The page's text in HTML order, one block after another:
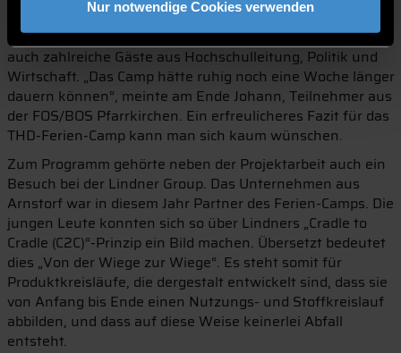
Nur notwendige Cookies verwenden
und Ergebnisse präsentieren. Im Glashaus an der THD
nicht nur die sichtbar stolzen Eltern mit dabei, sondern
auch zahlreiche Gäste aus Hochschulleitung, Politik und
Wirtschaft. „Das Camp hätte ruhig noch eine Woche länger
dauern können“, meinte am Ende Johann, Teilnehmer aus
der FOS/BOS Pfarrkirchen. Ein erfreulicheres Fazit für das
THD-Ferien-Camp kann man sich kaum wünschen.
Zum Programm gehörte neben der Projektarbeit auch ein
Besuch bei der Lindner Group. Das Unternehmen aus
Arnstorf war in diesem Jahr Partner des Ferien-Camps. Die
jungen Leute konnten sich so über Lindners „Cradle to
Cradle (C2C)“-Prinzip ein Bild machen. Übersetzt bedeutet
dies „Von der Wiege zur Wiege“. Es steht somit für
Produktkreisläufe, die dergestalt entwickelt sind, dass sie
von Anfang bis Ende einen Nutzungs- und Stoffkreislauf
abbilden, und dass auf diese Weise keinerlei Abfall
entsteht.